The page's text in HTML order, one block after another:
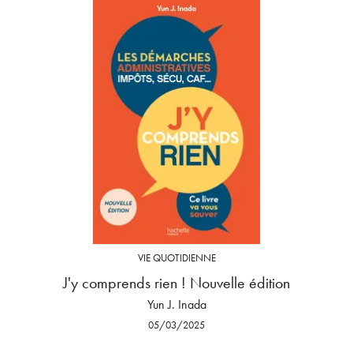
VIE QUOTIDIENNE
J'y comprends rien ! Nouvelle édition
Yun J. Inada
05/03/2025